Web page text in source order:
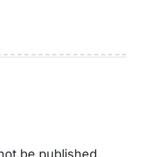
be published.